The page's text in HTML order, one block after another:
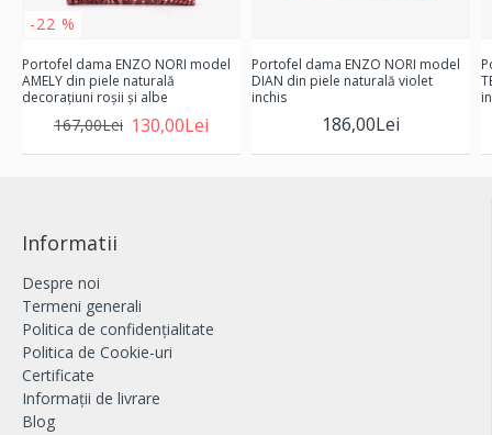
-22 %
Portofel dama ENZO NORI model
AMELY din piele naturală
decorațiuni roșii și albe
130,00Lei
167,00Lei
Portofel dama ENZO NORI model
DIAN din piele naturală violet
inchis
186,00Lei
Informatii
Despre noi
Termeni generali
Politica de confidențialitate
Politica de Cookie-uri
Certificate
Informații de livrare
Blog